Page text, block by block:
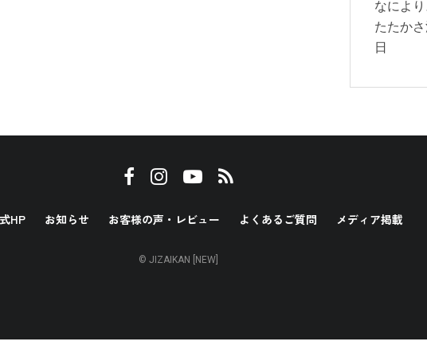
なによ
たたか
日
HP お知らせ お客様の声・レビュー よくあるご質問 メディア掲載
© JIZAIKAN [NEW]